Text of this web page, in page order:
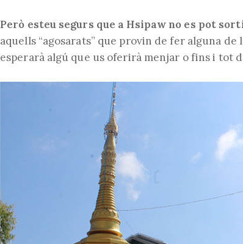
Però esteu segurs que a Hsipaw no es pot
aquells “agosarats” que provin de fer alguna
esperarà algú que us oferirà menjar o fins i tot